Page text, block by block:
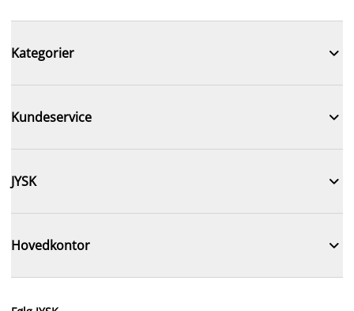
Kategorier 
Kundeservice 
JYSK 
Hovedkontor 